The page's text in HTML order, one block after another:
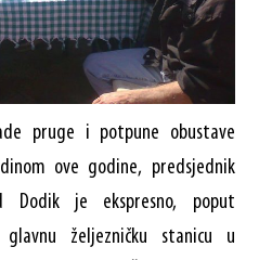
pruge i potpune obustave
ove godine, predsjednik
Dodik je ekspresno, poput
željezničku stanicu u